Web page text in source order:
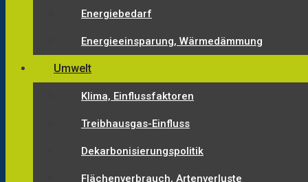
Energiebedarf
Energieeinsparung, Wärmedämmung
Umwelt
Klima, Einflussfaktoren
Treibhausgas-Einfluss
Dekarbonisierungspolitik
Flächenverbrauch, Artenverluste